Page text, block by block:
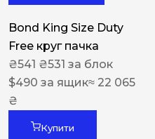
Bond King Size Duty
Free круг пачка
₴541 ₴531 за блок
$490 за ящик≈ 22 065
₴
Купити